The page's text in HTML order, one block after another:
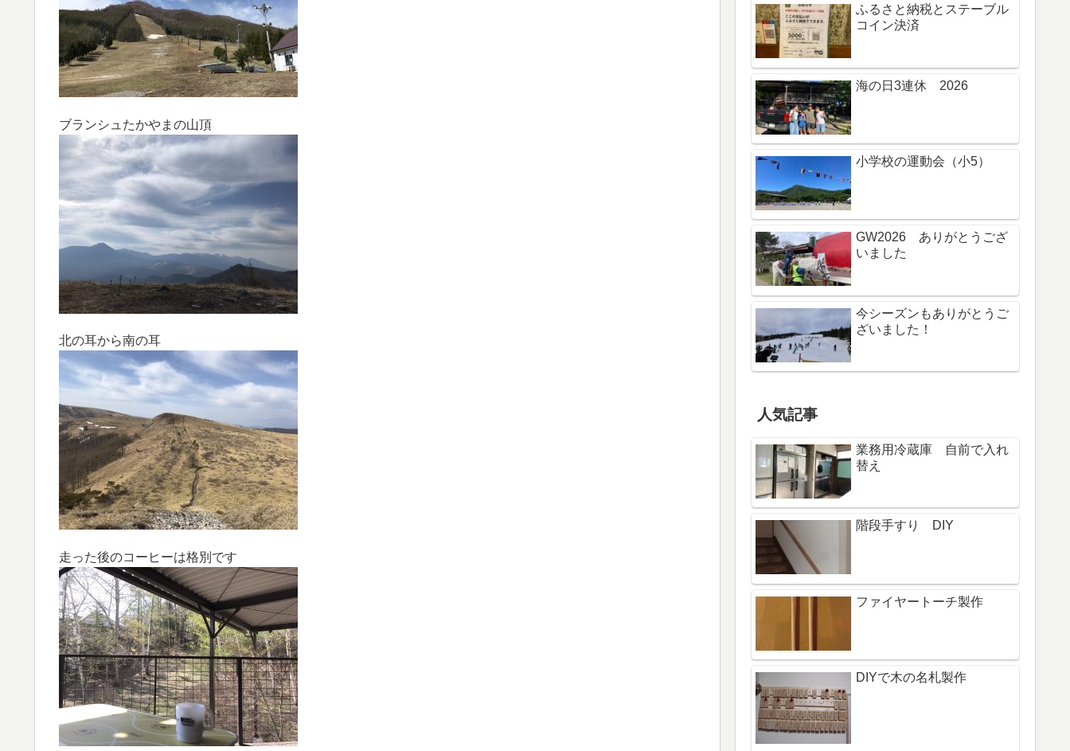
ブランシュたかやまの山頂
北の耳から南の耳
走った後のコーヒーは格別です
ふるさと納税とステーブル
コイン決済
海の日3連休 2026
小学校の運動会（小5）
GW2026 ありがとうござ
いました
今シーズンもありがとうご
ざいました！
人気記事
業務用冷蔵庫 自前で入れ
替え
階段手すり DIY
ファイヤートーチ製作
DIYで木の名札製作